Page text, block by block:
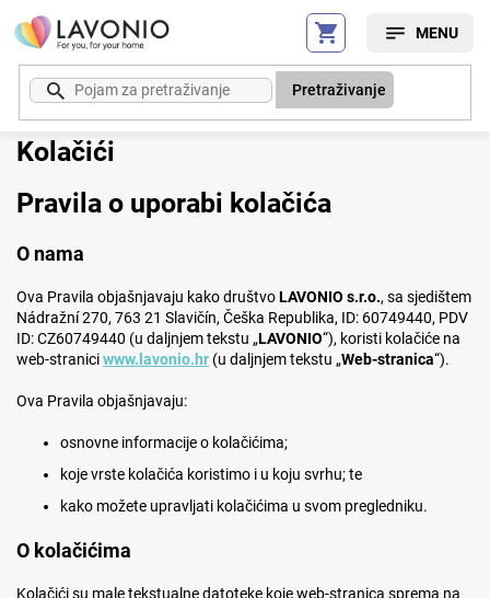
Preskoči
na
sadržaj
Pretraživanje
Kolačići
Pravila o uporabi kolačića
O nama
Ova Pravila objašnjavaju kako društvoLAVONIO s.r.o., sa sjedištem
Nádražní 270, 763 21 Slavičín, Češka Republika, ID: 60749440, PDV
ID: CZ60749440 (u daljnjem tekstu „LAVONIO“), koristi kolačiće na
web-straniciwww.lavonio.hr (u daljnjem tekstu „Web-stranica“).
Ova Pravila objašnjavaju:
osnovne informacije o kolačićima;
koje vrste kolačića koristimo i u koju svrhu; te
kako možete upravljati kolačićima u svom pregledniku.
O kolačićima
Kolačići su male tekstualne datoteke koje web-stranica sprema na